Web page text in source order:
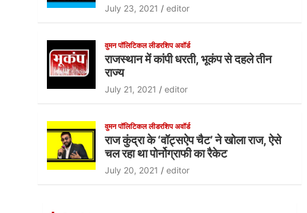
July 23, 2021 editor
वुमन पॉलिटिकल लीडरशिप अवॉर्ड
राजस्थान में कांपी धरती, भूकंप से दहले तीन
राज्य
July 21, 2021 editor
वुमन पॉलिटिकल लीडरशिप अवॉर्ड
राज कुंद्रा के ‘वॉट्सऐप चैट’ ने खोला राज, ऐसे
चल रहा था पोर्नोग्राफी का रैकेट
July 20, 2021 editor